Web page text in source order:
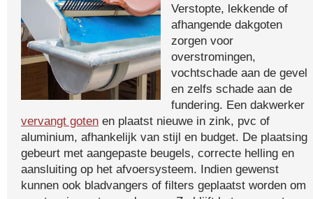
Verstopte, lekkende of
afhangende dakgoten
zorgen voor
overstromingen,
vochtschade aan de gevel
en zelfs schade aan de
fundering. Een dakwerker
vervangt goten en plaatst nieuwe in zink, pvc of
aluminium, afhankelijk van stijl en budget. De plaatsing
gebeurt met aangepaste beugels, correcte helling en
aansluiting op het afvoersysteem. Indien gewenst
kunnen ook bladvangers of filters geplaatst worden om